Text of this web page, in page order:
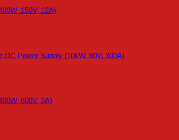
150V, 12A)
DC Power Supply (10kW, 80V, 300A)
600V, 3A)